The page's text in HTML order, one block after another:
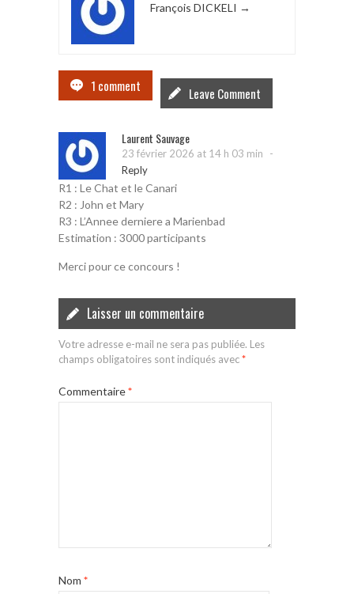
François DICKELI →
1 comment Leave Comment
Laurent Sauvage
23 février 2026 at 14 h 03 min -
Reply
R1 : Le Chat et le Canari
R2 : John et Mary
R3 : L’Annee derniere a Marienbad
Estimation : 3000 participants
Merci pour ce concours !
Laisser un commentaire
Votre adresse e-mail ne sera pas publiée. Les
champs obligatoires sont indiqués avec*
Commentaire*
Nom *